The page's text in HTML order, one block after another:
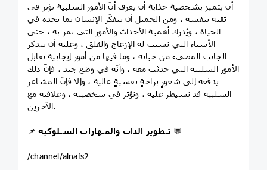
أن يتميز بشخصية جذابة أن يعرف أنّ الأمور السلبية تؤثر في
ثقته بنفسه ، ومن الجميل أن يتفكّر الإنسان بما يجده في
الحياة ، ويُدرك أهمية الأحداث والأمور التي تمر به ، حتى
الأشياء التي تسبب له الإزعاج والقلق ، وعليه أن يتذكر
الجانب المضيء من حياته ، وما فيها من أمور إيجابية تقابل
الأمور السلبية التي حدثت معه ، وأنّه في وضعٍ جيد ، فإنّ ذلك
يدفعه إلى شعورٍ براحةٍ نفسيةٍ عالية ، وإلا فإنّ المشاعر
السلبية قد تسيطر عليه ، وتؤثر في شخصيته ، وعلاقته مع
الآخرين.
📌تـطوير الذات والمـهارات السـلوكية 💬
/channel/alnafs2